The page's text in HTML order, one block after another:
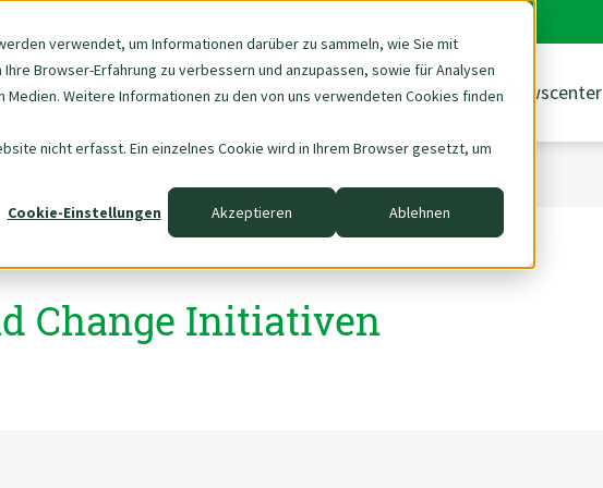
verwendet, um Informationen darüber zu sammeln, wie Sie mit
Browser-Erfahrung zu verbessern und anzupassen, sowie für Analysen
Weitere Informationen zu den von uns verwendeten Cookies finden
nicht erfasst. Ein einzelnes Cookie wird in Ihrem Browser gesetzt, um
Cookie-Einstellungen
Akzeptieren Ablehnen
Navigation
überspringen
Über uns Data & AI Newscenter
Change Initiativen